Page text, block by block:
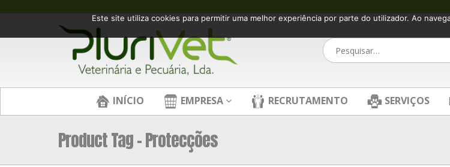
INÍCIO EMPRESA RECRUTAMENTO SERVIÇOS
Product Tag - Protecções
Este site utiliza cookies para permitir uma melhor experiência por parte do utilizador. Ao